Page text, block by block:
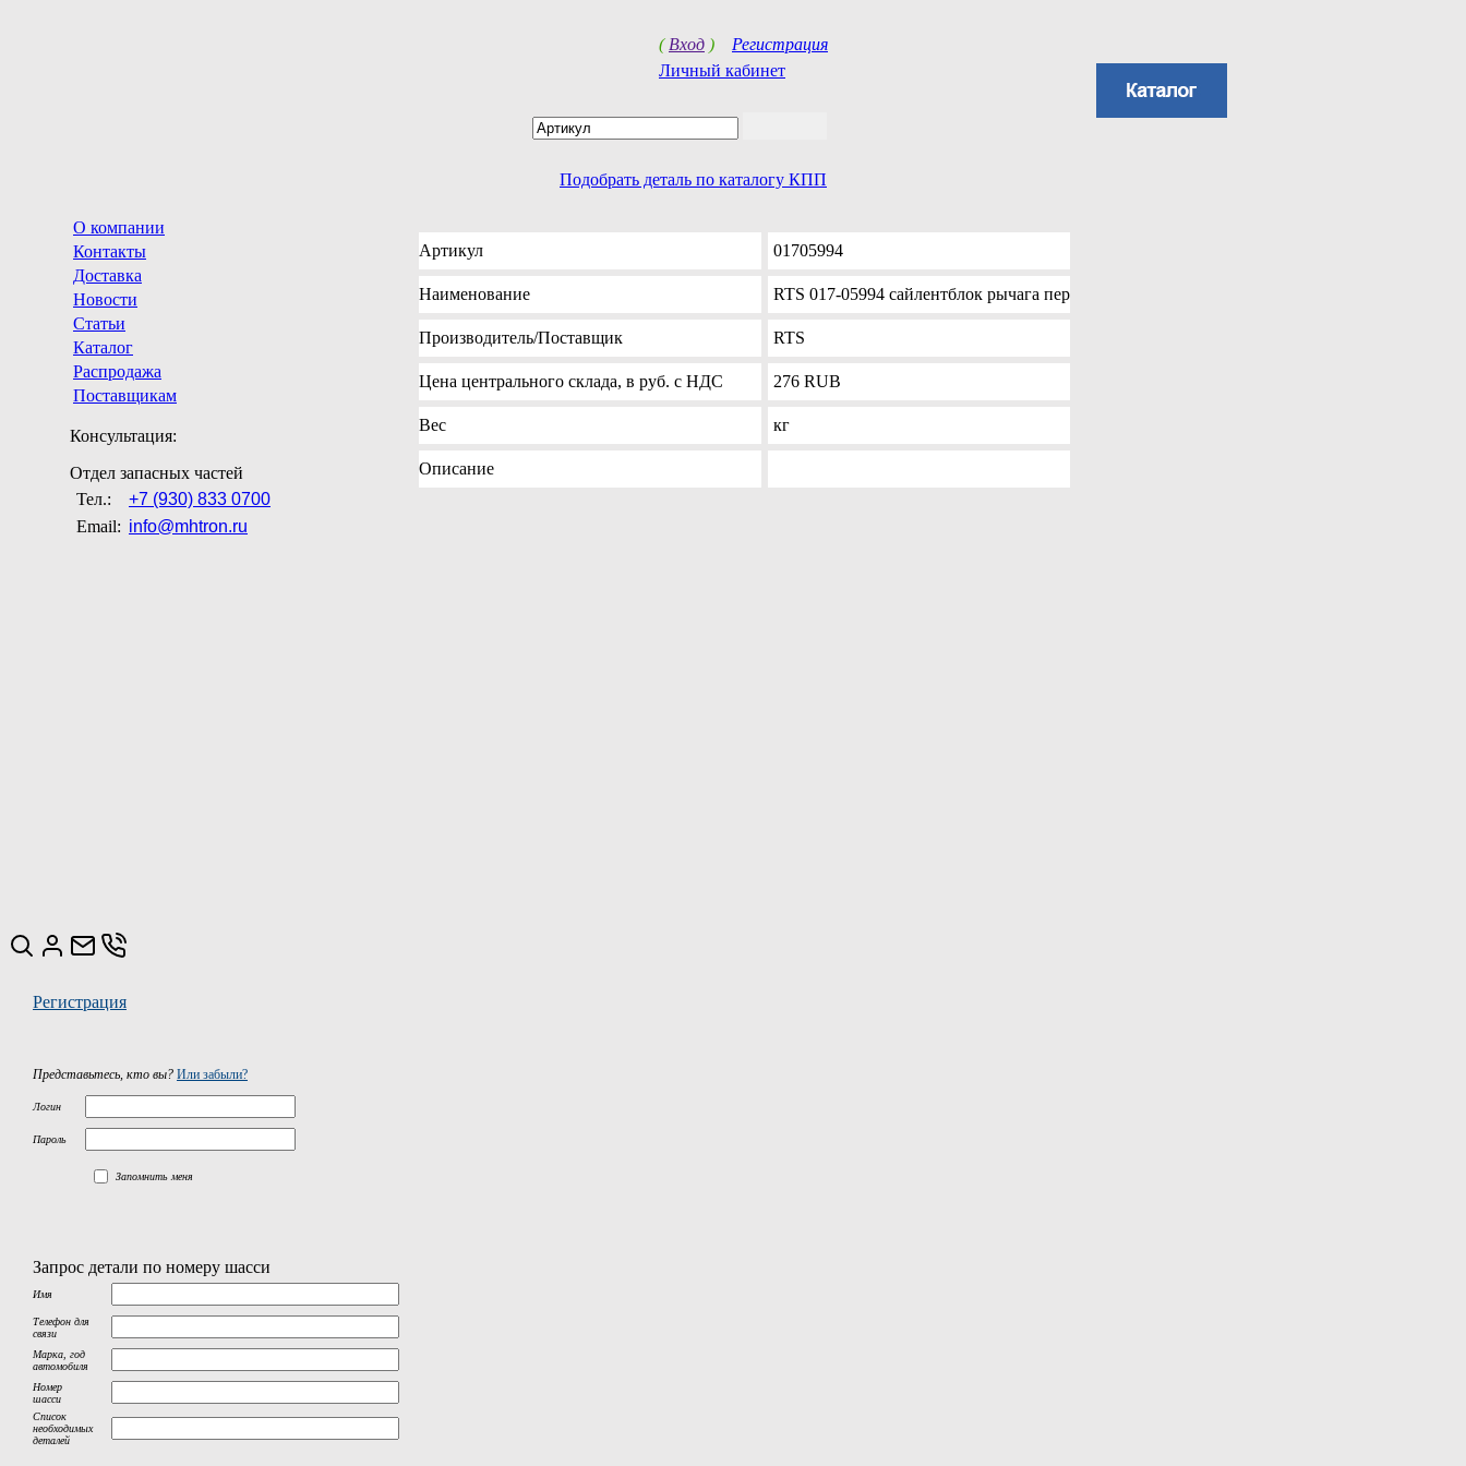
( Вход ) Регистрация
Личный кабинет
Подобрать деталь по каталогу КПП
О компании
Контакты
Доставка
Новости
Статьи
Каталог
Распродажа
Поставщикам
Консультация:
Отдел запасных частей
Тел.:
+7 (930) 833 0700
Email: info@mhtron.ru
Артикул 01705994
Наименование RTS 017-05994 сайлентблок рычага пер
Производитель/Поставщик RTS
Цена центрального склада, в руб. с НДС 276 RUB
Вес кг
Описание
Регистрация
Представьтесь, кто вы? Или забыли?
Логин
Пароль
Запомнить меня
Запрос детали по номеру шасси
Имя
Телефон для
связи
Марка, год
автомобиля
Номер
шасси
Список
необходимых
деталей